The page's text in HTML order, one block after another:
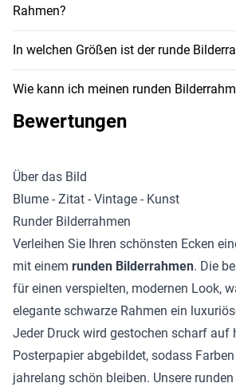
Rahmen?
In welchen Größen ist der runde
Wie kann ich meinen runden
Bewertungen
Über das Bild
Blume - Zitat - Vintage - Kunst
Runder Bilderrahmen
Verleihen Sie Ihren schönsten Ecken
mit einem runden Bilderrahmen. Die
für einen verspielten, modernen Look,
elegante schwarze Rahmen ein
Jeder Druck wird gestochen scharf auf
Posterpapier abgebildet, sodass
jahrelang schön bleiben. Unsere